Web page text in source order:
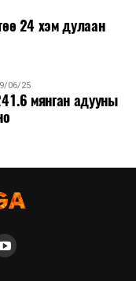
24 хэм дулаан
06/25
мянган адууны